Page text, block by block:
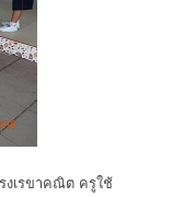
งเรขาคณิต ครูใช้